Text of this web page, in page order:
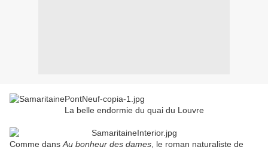
La belle endormie du quai du Louvre
Comme dans Au bonheur des dames , le roman naturaliste de